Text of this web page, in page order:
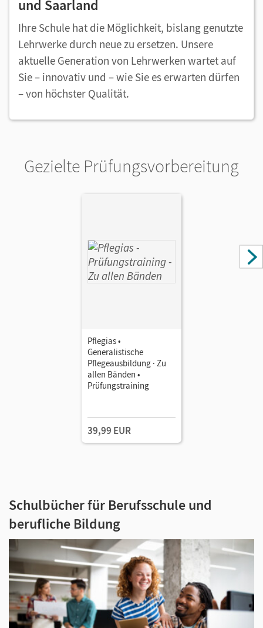
und Saarland
Ihre Schule hat die Möglichkeit, bislang genutzte
Lehrwerke durch neue zu ersetzen. Unsere
aktuelle Generation von Lehrwerken wartet auf
Sie – innovativ und – wie Sie es erwarten dürfen
– von höchster Qualität.
Gezielte Prüfungsvorbereitung
Pflegias •
Generalistische
Pflegeausbildung · Zu
allen Bänden •
Prüfungstraining
39,99 EUR
Schulbücher für Berufsschule und
berufliche Bildung